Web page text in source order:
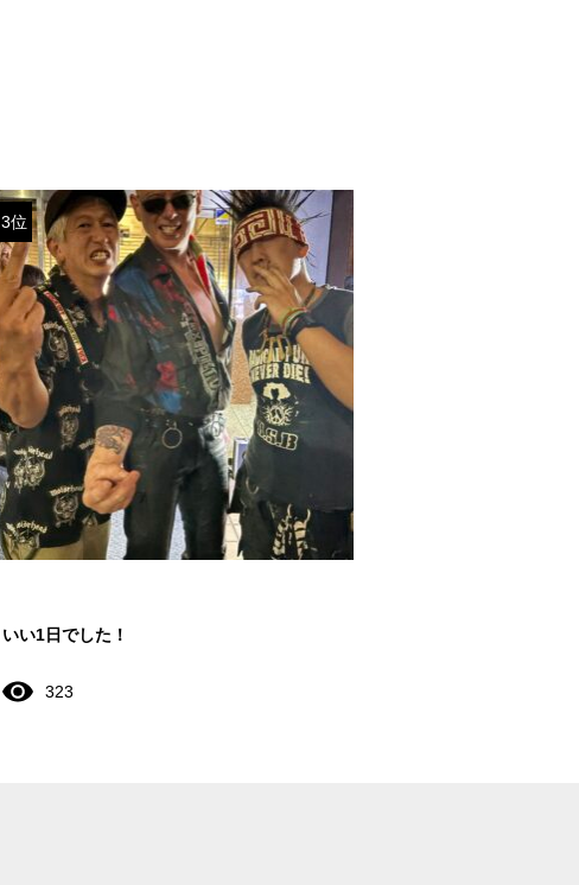
3位
いい1日でした！
323